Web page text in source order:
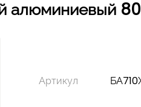
алюминиевый
Артикул